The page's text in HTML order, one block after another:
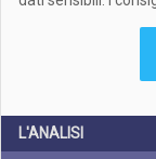
L'ANALISI